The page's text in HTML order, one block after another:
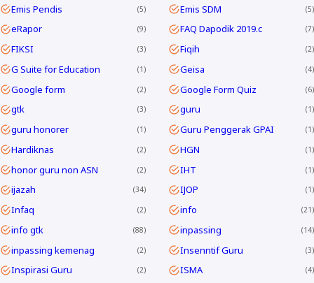
Emis Pendis 5 Emis SDM 5
eRapor 9 FAQ Dapodik 2019.c 7
FIKSI 3 Fiqih 2
G Suite for Education 1 Geisa 4
Google form 2 Google Form Quiz 6
gtk 3 guru 1
guru honorer 1 Guru Penggerak GPAI 1
Hardiknas 2 HGN 1
honor guru non ASN 2 IHT 1
ijazah 34 IJOP 1
Infaq 2 info 21
info gtk 88 inpassing 14
inpassing kemenag 2 Insenntif Guru 3
Inspirasi Guru 2 ISMA 4